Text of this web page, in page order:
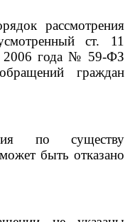
рассмотрения
ст. 11
2006 года № 59-ФЗ
граждан
по существу
быть отказано